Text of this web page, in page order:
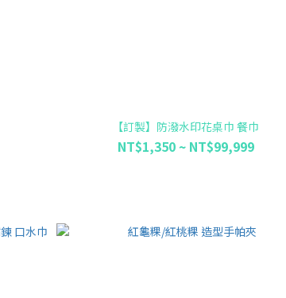
【訂製】防潑水印花桌巾 餐巾
NT$1,350 ~ NT$99,999